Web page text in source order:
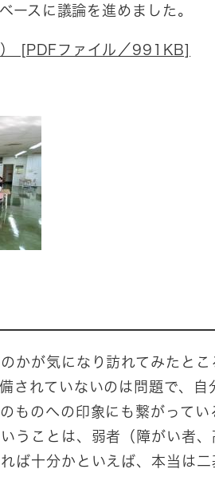
ースに議論を進めました。
[PDFファイル／991KB]
かが気になり訪れてみたと
されていないのは問題で、
ものへの印象にも繋がってい
うことは、弱者（障がい者
ば十分かといえば、本当は